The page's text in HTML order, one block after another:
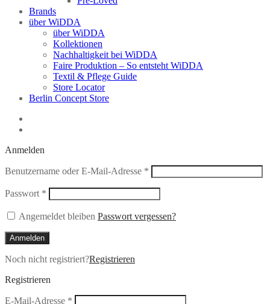
Brands
über WiDDA
über WiDDA
Kollektionen
Nachhaltigkeit bei WiDDA
Faire Produktion – So entsteht WiDDA
Textil & Pflege Guide
Store Locator
Berlin Concept Store
Anmelden
Benutzername oder E-Mail-Adresse * Erforderlich
Passwort * Erforderlich
Angemeldet bleiben Passwort vergessen?
Anmelden
Noch nicht registriert?Registrieren
Registrieren
E-Mail-Adresse * Erforderlich